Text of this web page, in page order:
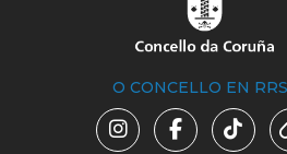
O CONCELLO EN